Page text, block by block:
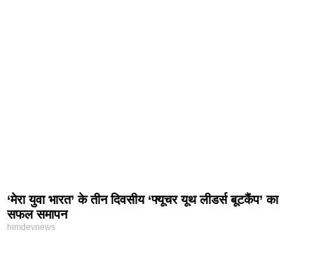
‘मेरा युवा भारत’ के तीन दिवसीय ‘फ्यूचर यूथ लीडर्स बूटकैंप’ का
सफल समापन
himdevnews